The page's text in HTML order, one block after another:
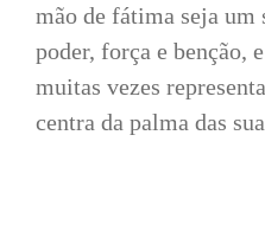
mão de fátima seja um
poder, força e benção,
muitas vezes
centra da palma das